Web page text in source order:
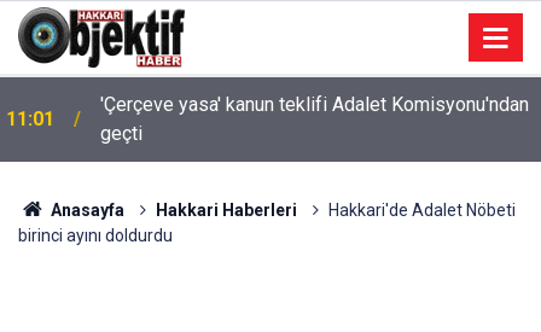
11:01
'Çerçeve yasa' kanun teklifi Adalet Komisyonu'ndan
geçti
Anasayfa Hakkari Haberleri
Hakkari'de Adalet Nöbeti
birinci ayını doldurdu